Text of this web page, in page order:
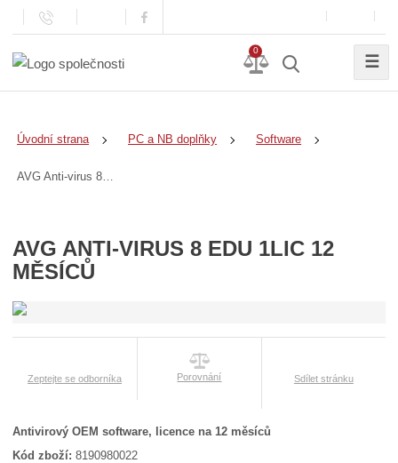
0
☰
Úvodní strana PC a NB doplňky Software
AVG Anti-virus 8 EDU 1lic 12 měsíců
AVG ANTI-VIRUS 8 EDU 1LIC 12
MĚSÍCŮ
Zeptejte se odborníka Porovnání Sdílet stránku
Antivirový OEM software, licence na 12 měsíců
Kód zboží:8190980022